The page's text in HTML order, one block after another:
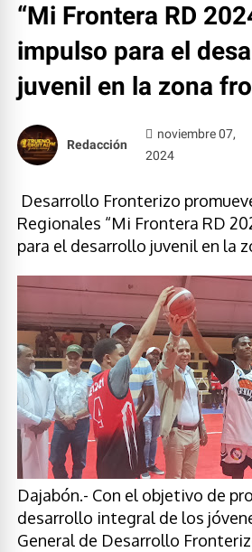
“Mi Frontera RD
impulso para el
juvenil en la zona
Redacción
noviembre 07,
2024
Desarrollo Fronterizo
Regionales “Mi Frontera RD
para el desarrollo juvenil en la
Dajabón.- Con el objetivo de
desarrollo integral de los
General de Desarrollo